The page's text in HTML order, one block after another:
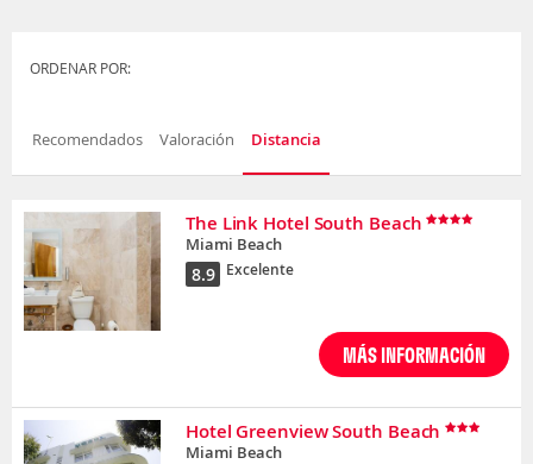
ORDENAR POR:
Recomendados Valoración Distancia
The Link Hotel South Beach
Miami Beach
8.9 Excelente
MÁS INFORMACIÓN
Hotel Greenview South Beach
Miami Beach